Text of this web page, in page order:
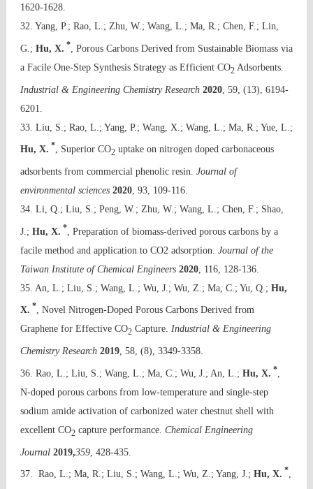
1620-1628.
32. Yang, P.; Rao, L.; Zhu, W.; Wang, L.; Ma, R.; Chen, F.; Lin,
G.; Hu, X. * , Porous Carbons Derived from Sustainable Biomass via
a Facile One-Step Synthesis Strategy as Efficient CO2Adsorbents.
Industrial & Engineering Chemistry Research 2020, 59, (13), 6194-
6201.
33. Liu, S.; Rao, L.; Yang, P.; Wang, X.; Wang, L.; Ma, R.; Yue, L.;
Hu, X. *, Superior CO2uptake on nitrogen doped carbonaceous
adsorbents from commercial phenolic resin. Journal of
environmental sciences 2020, 93, 109-116.
34. Li, Q.; Liu, S.; Peng, W.; Zhu, W.; Wang, L.; Chen, F.; Shao,
J.; Hu, X. * , Preparation of biomass-derived porous carbons by a
facile method and application to CO2 adsorption. Journal of the
Taiwan Institute of Chemical Engineers 2020, 116, 128-136.
35. An, L.; Liu, S.; Wang, L.; Wu, J.; Wu, Z.; Ma, C.; Yu, Q.; Hu,
X. *, Novel Nitrogen-Doped Porous Carbons Derived from
Graphene for Effective CO2Capture. Industrial & Engineering
Chemistry Research 2019, 58, (8), 3349-3358.
36. Rao, L.; Liu, S.; Wang, L.; Ma, C.; Wu, J.; An, L.; Hu, X. *
N-doped porous carbons from low-temperature and single-step
sodium amide activation of carbonized water chestnut shell with
excellent CO2capture performance. Chemical Engineering
Journal 2019,359, 428-435.
37. Rao, L.; Ma, R.; Liu, S.; Wang, L.; Wu, Z.; Yang, J.; Hu, X. *,